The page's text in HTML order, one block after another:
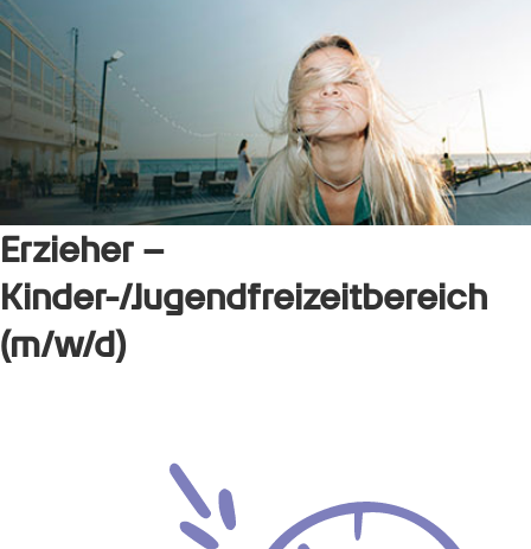
Erzieher –
Kinder-/Jugendfreizeitbereich
(m/w/d)